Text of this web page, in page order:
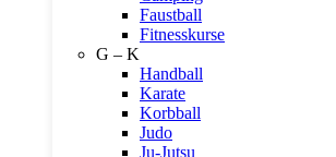
Faustball
Fitnesskurse
G – K
Handball
Karate
Korbball
Judo
Ju-Jutsu